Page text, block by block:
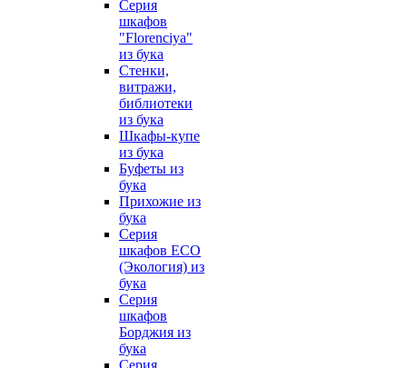
Серия
шкафов
"Florenciya"
из бука
Стенки,
витражи,
библиотеки
из бука
Шкафы-купе
из бука
Буфеты из
бука
Прихожие из
бука
Серия
шкафов ECO
(Экология) из
бука
Серия
шкафов
Борджия из
бука
Серия